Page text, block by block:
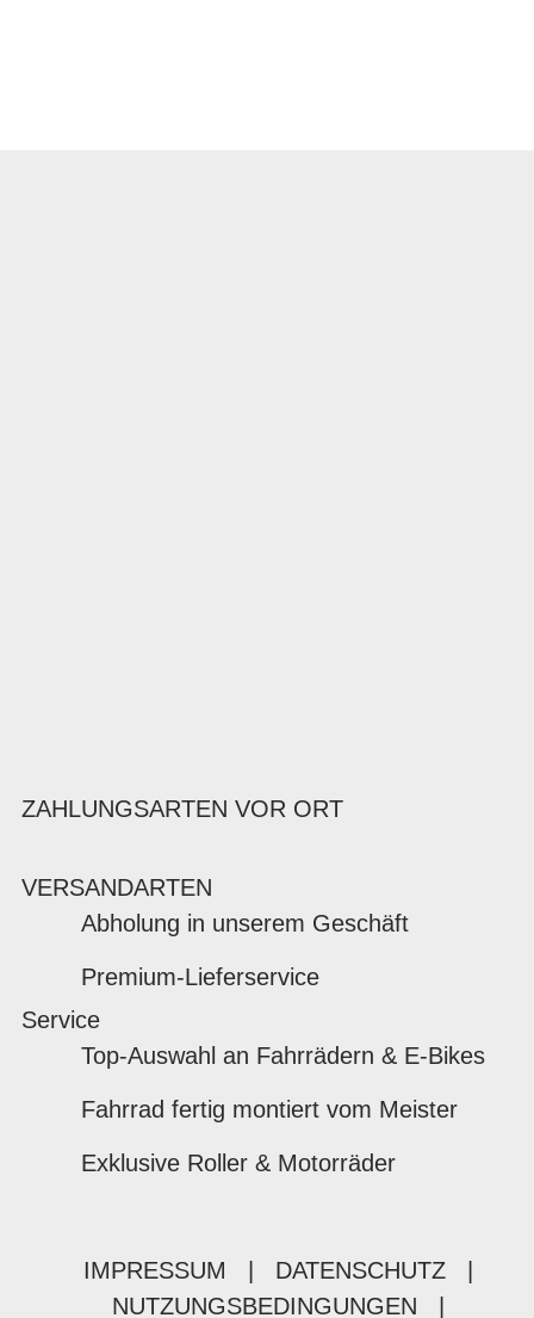
ZAHLUNGSARTEN VOR ORT
VERSANDARTEN
Abholung in unserem Geschäft
Premium-Lieferservice
Service
Top-Auswahl an Fahrrädern & E-Bikes
Fahrrad fertig montiert vom Meister
Exklusive Roller & Motorräder
IMPRESSUM DATENSCHUTZ
NUTZUNGSBEDINGUNGEN